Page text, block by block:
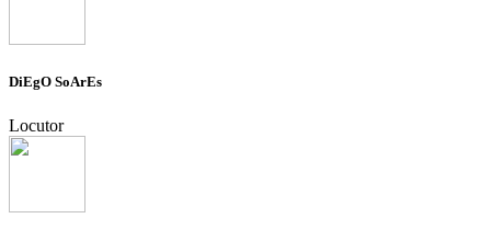
DiEgO SoArEs
Locutor